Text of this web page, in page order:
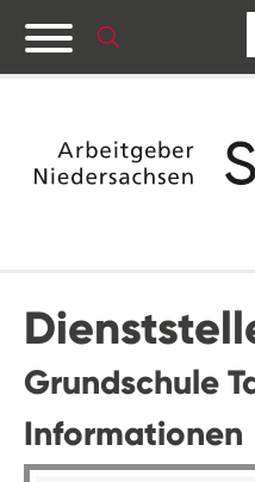
Grundschule
Informationen